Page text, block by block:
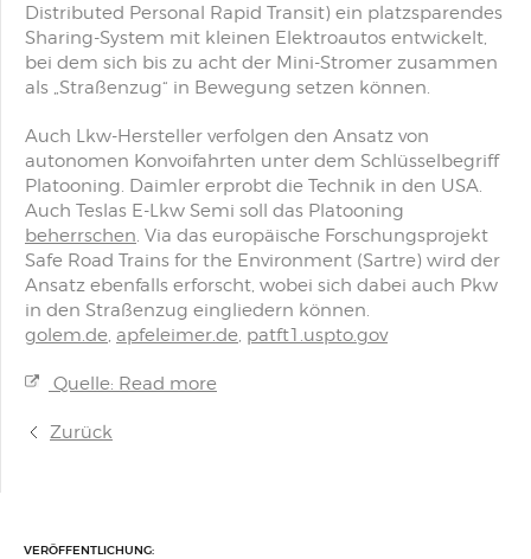
Distributed Personal Rapid Transit) ein platzsparendes
Sharing-System mit kleinen Elektroautos entwickelt,
bei dem sich bis zu acht der Mini-Stromer zusammen
als „Straßenzug“ in Bewegung setzen können.
Auch Lkw-Hersteller verfolgen den Ansatz von
autonomen Konvoifahrten unter dem Schlüsselbegriff
Platooning. Daimler erprobt die Technik in den USA.
Auch Teslas E-Lkw Semi soll das Platooning
beherrschen. Via das europäische Forschungsprojekt
Safe Road Trains for the Environment (Sartre) wird der
Ansatz ebenfalls erforscht, wobei sich dabei auch Pkw
in den Straßenzug eingliedern können.
golem.de, apfeleimer.de, patft1.uspto.gov
Quelle: Read more
Zurück
VERÖFFENTLICHUNG: